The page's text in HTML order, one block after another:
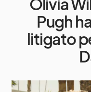
Olivia
Pugh
litigato